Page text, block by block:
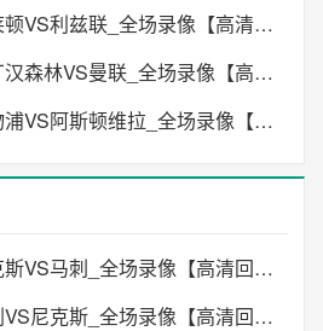
2026年05月17日 布莱顿VS利兹联_全场录像【高清回放】
2026年05月17日 诺丁汉森林VS曼联_全场录像【高清回放】
2026年05月16日 利物浦VS阿斯顿维拉_全场录像【高清回放】
2026年06月14日 尼克斯VS马刺_全场录像【高清回放】
2026年06月11日 马刺VS尼克斯_全场录像【高清回放】